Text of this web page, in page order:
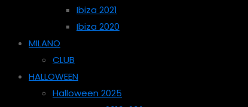
Ibiza 2021
Ibiza 2020
MILANO
CLUB
HALLOWEEN
Halloween 2025